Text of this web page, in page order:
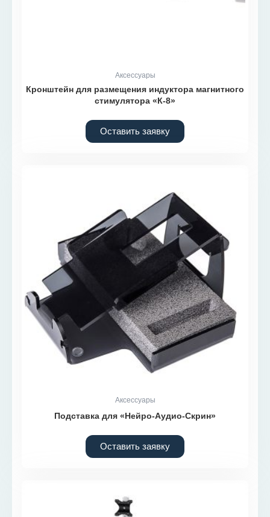
Аксессуары
Кронштейн для размещения индуктора магнитного
стимулятора «К-8»
Оставить заявку
Аксессуары
Подставка для «Нейро-Аудио-Скрин»
Оставить заявку